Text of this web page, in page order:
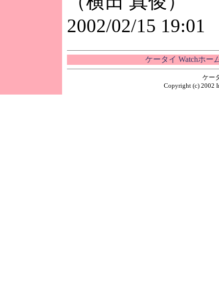
2002/02/15 19:01
ケータイ Watchホー
ケー
Copyright (c) 2002